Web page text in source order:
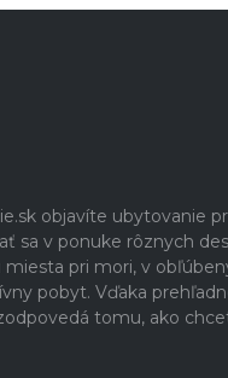
objavíte ubytovanie
sa v ponuke rôznych
pri mori, v
pobyt. Vďaka
tomu, ako